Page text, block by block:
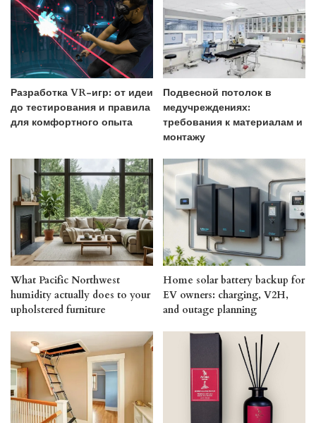
Разработка VR-игр: от идеи
до тестирования и правила
для комфортного опыта
Подвесной потолок в
медучреждениях:
требования к материалам и
монтажу
What Pacific Northwest
humidity actually does to your
upholstered furniture
Home solar battery backup for
EV owners: charging, V2H,
and outage planning